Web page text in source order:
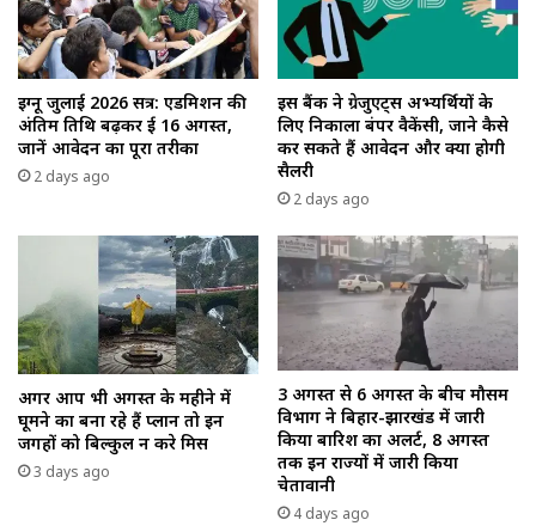
इग्नू जुलाई 2026 सत्र: एडमिशन की
अंतिम तिथि बढ़कर हुई 16 अगस्त,
जानें आवेदन का पूरा तरीका
2 days ago
इस बैंक ने ग्रेजुएट्स अभ्यर्थियों के
लिए निकाला बंपर वैकेंसी, जाने कैसे
कर सकते हैं आवेदन और क्या होगी
सैलरी
2 days ago
अगर आप भी अगस्त के महीने में
घूमने का बना रहे हैं प्लान तो इन
जगहों को बिल्कुल न करे मिस
3 days ago
3 अगस्त से 6 अगस्त के बीच मौसम
विभाग ने बिहार-झारखंड में जारी
किया बारिश का अलर्ट, 8 अगस्त
तक इन राज्यों में जारी किया
चेतावानी
4 days ago